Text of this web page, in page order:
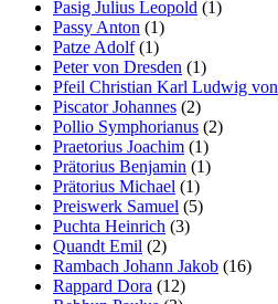
Pasig Julius Leopold (1)
Passy Anton (1)
Patze Adolf(1)
Peter von Dresden (1)
Pfeil Christian Karl Ludwig von
Piscator Johannes (2)
Pollio Symphorianus (2)
Praetorius Joachim (1)
Prätorius Benjamin (1)
Prätorius Michael (1)
Preiswerk Samuel (5)
Puchta Heinrich (3)
Quandt Emil (2)
Rambach Johann Jakob (16)
Rappard Dora (12)